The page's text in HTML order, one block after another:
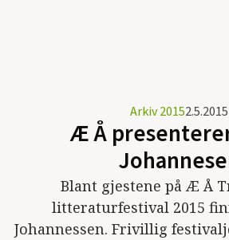
Arkiv 20152.5.2015
Æ Å
Blant gjestene på Æ Å
litteraturfestival 2015
Johannessen. Frivillig